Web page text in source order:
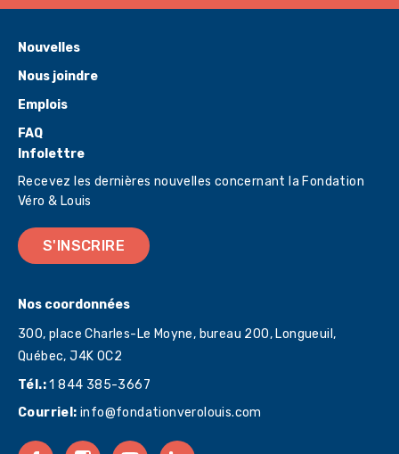
Infolettre
Recevez les dernières nouvelles concernant la Fondation
Véro & Louis
S'INSCRIRE
Nos coordonnées
300, place Charles-Le Moyne, bureau 200, Longueuil,
Québec,J4K 0C2
Tél.:1 844 385-3667
Courriel: info@fondationverolouis.com
Nouvelles
Nous joindre
Emplois
FAQ